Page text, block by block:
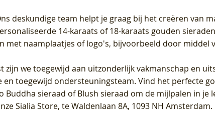
deskundige team helpt je graag bij het creëren van
14-karaats of 18-karaats gouden
met naamplaatjes of logo's, bijvoorbeeld door middel
zijn we toegewijd aan uitzonderlijk vakmanschap en
en toegewijd ondersteuningsteam. Vind het perfecte
Buddha sieraad of Blush sieraad om de mijlpalen in
Sialia Store, te Waldenlaan 8A, 1093 NH Amsterdam.